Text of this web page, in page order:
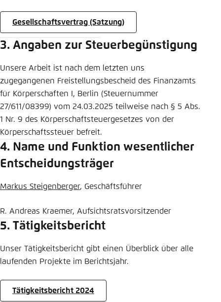
Gesellschaftsvertrag (Satzung)
3. Angaben zur Steuerbegünstigung
Unsere Arbeit ist nach dem letzten uns
zugegangenen Freistellungsbescheid des Finanzamts
für Körperschaften I, Berlin (Steuernummer
27/611/08399) vom 24.03.2025 teilweise nach § 5 Abs.
1 Nr. 9 des Körperschaftsteuergesetzes von der
Körperschaftssteuer befreit.
4. Name und Funktion wesentlicher
Entscheidungsträger
Markus Steigenberger, Geschäftsführer
R. Andreas Kraemer, Aufsichtsratsvorsitzender
5. Tätigkeitsbericht
Unser Tätigkeitsbericht gibt einen Überblick über alle
laufenden Projekte im Berichtsjahr.
Tätigkeitsbericht 2024